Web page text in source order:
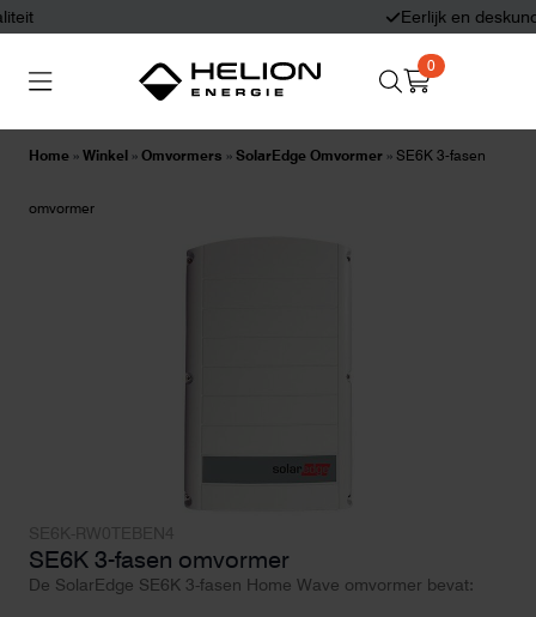
0
Home » Winkel » Omvormers » SolarEdge Omvormer » SE6K 3-fasen
omvormer
SE6K 3-fasen omvormer
De SolarEdge SE6K 3-fasen Home Wave omvormer bevat:
Thuisbatterijen Zonnepanelen
Laadpalen